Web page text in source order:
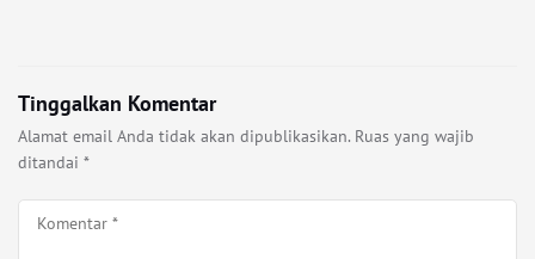
Tinggalkan Komentar
Alamat email Anda tidak akan dipublikasikan. Ruas yang wajib
ditandai *